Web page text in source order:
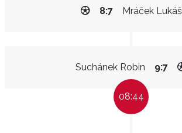
Mráček Lukáš
8:7
Suchánek Robin 9:7
08:44